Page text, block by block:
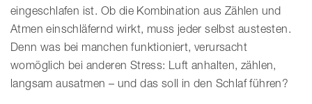
eingeschlafen ist. Ob die Kombination aus Zählen und
Atmen einschläfernd wirkt, muss jeder selbst austesten.
Denn was bei manchen funktioniert, verursacht
womöglich bei anderen Stress: Luft anhalten, zählen,
langsam ausatmen – und das soll in den Schlaf führen?